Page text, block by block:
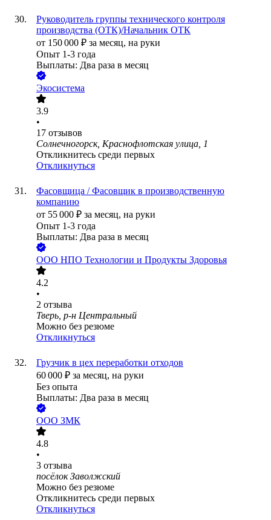
Руководитель группы технического контроля
производства (ОТК)/Начальник ОТК
от 150 000 ₽ за месяц, на руки
Опыт 1-3 года
Выплаты: Два раза в месяц
Экосистема
3.9
•
17 отзывов
Солнечногорск, Краснофлотская улица, 1
Откликнитесь среди первых
Откликнуться
Фасовщица / Фасовщик в производственную
компанию
от 55 000 ₽ за месяц, на руки
Опыт 1-3 года
Выплаты: Два раза в месяц
ООО НПО Технологии и Продукты Здоровья
4.2
•
2 отзыва
Тверь, р-н Центральный
Можно без резюме
Откликнуться
Грузчик в цех переработки отходов
60 000 ₽ за месяц, на руки
Без опыта
Выплаты: Два раза в месяц
ООО ЗМК
4.8
•
3 отзыва
посёлок Заволжский
Можно без резюме
Откликнитесь среди первых
Откликнуться